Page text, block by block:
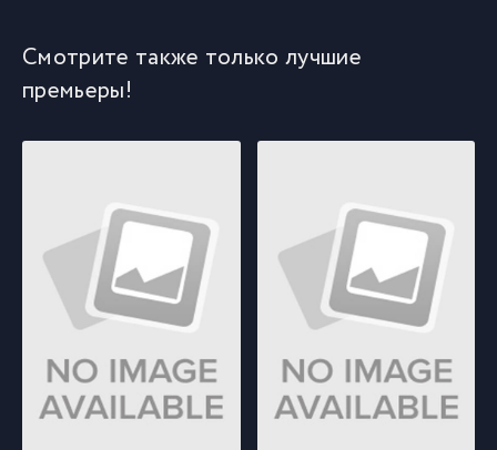
Смотрите также только лучшие
премьеры!